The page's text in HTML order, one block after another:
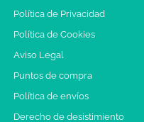
Política de Privacidad
Política de Cookies
Aviso Legal
Puntos de compra
Política de envíos
Derecho de desistimiento